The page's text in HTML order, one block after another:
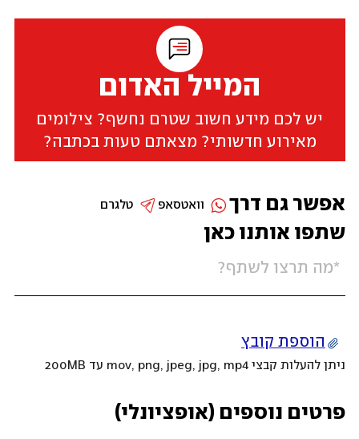
המייל האדום
יש לכם מידע חשוב שטרם נחשף? צילומים
מאירוע חדשותי? מצאתם טעות בכתבה?
שתפו אותנו כאן
הוספת קובץ
ניתן להעלות קבצי mov, png, jpeg, jpg, mp4 עד 200MB
פרטים נוספים (אופציונלי)
אפשר גם דרך טלגרם וואטסאפ